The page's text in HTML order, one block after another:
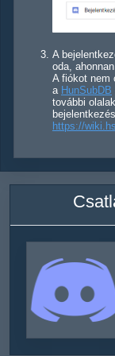
A
oda,
A fiókot nem
a HunSubDB
további
https://